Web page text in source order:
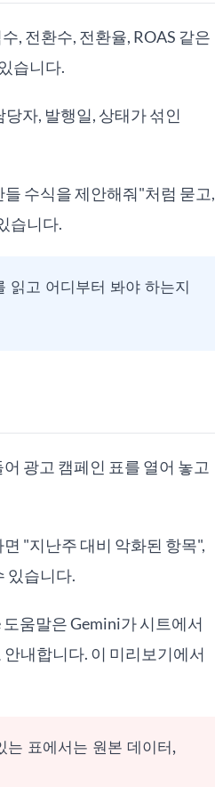
, 전환수, 전환율, ROAS 같은
습니다.
자, 발행일, 상태가 섞인
수식을 제안해줘"처럼 묻고,
습니다.
읽고 어디부터 봐야 하는지
광고 캠페인 표를 열어 놓고
"지난주 대비 악화된 항목",
있습니다.
움말은 Gemini가 시트에서
내합니다. 이 미리보기에서
는 표에서는 원본 데이터,